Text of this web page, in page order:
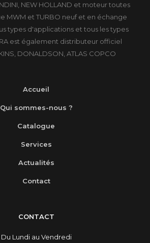
NEW HOLLAND et moteur toutes
MWM et TURBO neuf et en échange
types d'applications et tous les types
est également distributeur officiel
DONALDSON, ATLAS COPCO
Accueil
Qui sommes-nous ?
Catalogue
Services
Actualités
Contact
CONTACT
Du Lundi au Vendredi